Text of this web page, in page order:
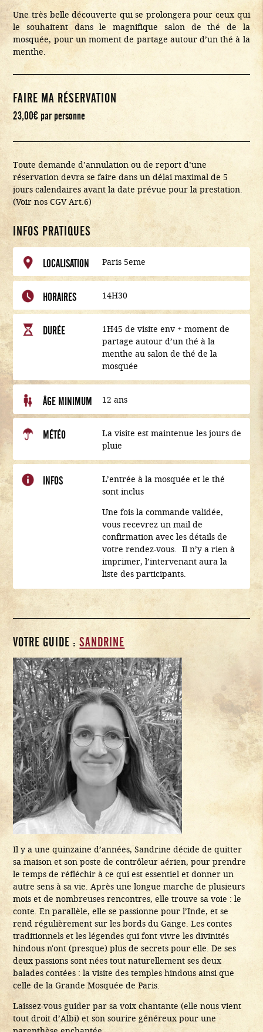
Une très belle découverte qui se prolongera pour ceux qui
le souhaitent dans le magnifique salon de thé de la
mosquée, pour un moment de partage autour d’un thé à la
menthe.
FAIRE MA RÉSERVATION
23,00€par personne
Toute demande d’annulation ou de report d’une
réservation devra se faire dans un délai maximal de 5
jours calendaires avant la date prévue pour la prestation.
(Voir nos CGV Art.6)
INFOS PRATIQUES
LOCALISATION Paris 5eme
HORAIRES 14H30
DURÉE
1H45 de visite env + moment de
partage autour d’un thé à la
menthe au salon de thé de la
mosquée
ÂGE MINIMUM 12 ans
MÉTÉO
La visite est maintenue les jours de
pluie
INFOS
L’entrée à la mosquée et le thé
sont inclus
Une fois la commande validée,
vous recevrez un mail de
confirmation avec les détails de
votre rendez-vous. Il n’y a rien à
imprimer, l’intervenant aura la
liste des participants.
VOTRE GUIDE :SANDRINE
Il y a une quinzaine d’années, Sandrine décide de quitter
sa maison et son poste de contrôleur aérien, pour prendre
le temps de réfléchir à ce qui est essentiel et donner un
autre sens à sa vie. Après une longue marche de plusieurs
mois et de nombreuses rencontres, elle trouve sa voie : le
conte. En parallèle, elle se passionne pour l’Inde, et se
rend régulièrement sur les bords du Gange. Les contes
traditionnels et les légendes qui font vivre les divinités
hindous n'ont (presque) plus de secrets pour elle. De ses
deux passions sont nées tout naturellement ses deux
balades contées : la visite des temples hindous ainsi que
celle de la Grande Mosquée de Paris.
Laissez-vous guider par sa voix chantante (elle nous vient
tout droit d’Albi) et son sourire généreux pour une